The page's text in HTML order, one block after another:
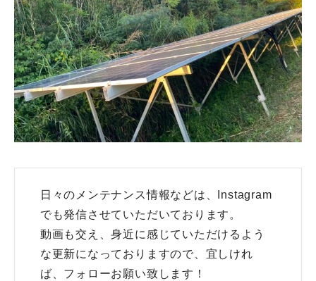
日々のメンテナンス情報などは、Instagram
でも発信させていただいております。
動画も交え、身近に感じていただけるよう
な更新になっておりますので、宜しけれ
ば、フォローお願い致します！